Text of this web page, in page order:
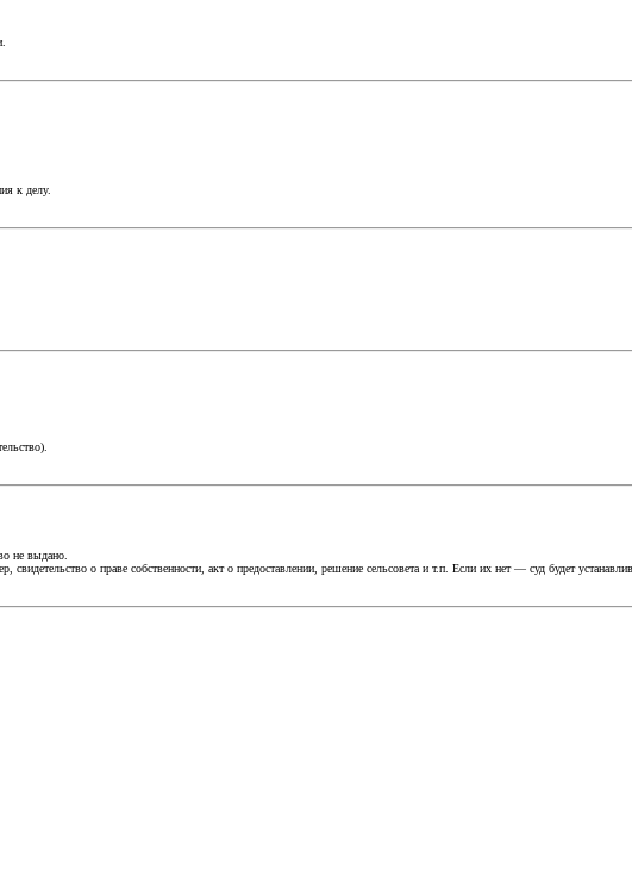
к делу.
не выдано.
о праве собственности, акт о предоставлении, решение сельсовета и т.п. Если их нет — суд будет